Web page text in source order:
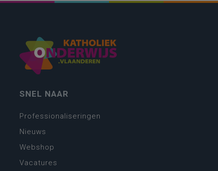
SNEL NAAR
Professionaliseringen
Nieuws
Webshop
Vacatures